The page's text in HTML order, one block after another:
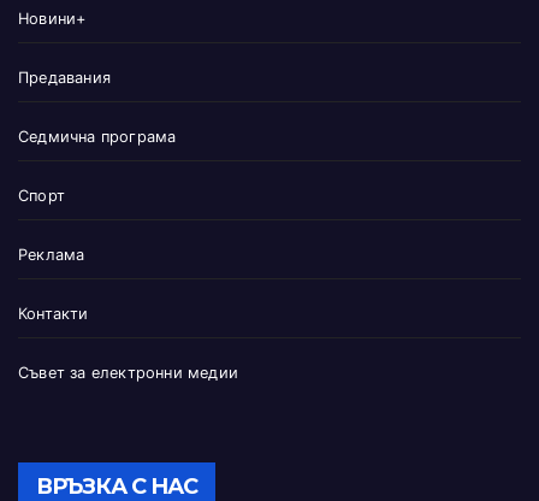
Новини+
Предавания
Седмична програма
Спорт
Реклама
Контакти
Съвет за електронни медии
ВРЪЗКА С НАС